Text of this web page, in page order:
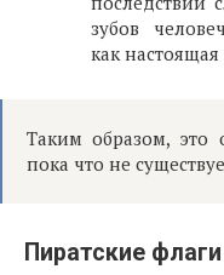
зубов
как
Таким образом, это
пока что не
Пиратские